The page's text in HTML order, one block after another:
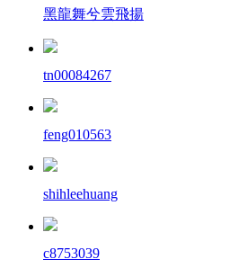
黑龍舞兮雲飛揚
tn00084267
feng010563
shihleehuang
c8753039